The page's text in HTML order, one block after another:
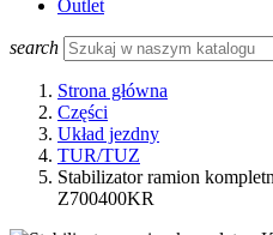
Outlet
search
Strona główna
Części
Układ jezdny
TUR/TUZ
Stabilizator ramion
Z700400KR